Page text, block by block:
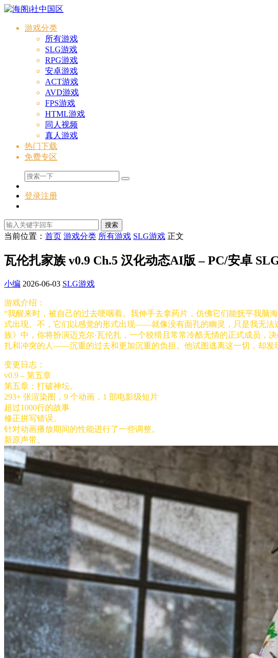
游戏分类
所有游戏
SLG游戏
RPG游戏
安卓游戏
ACT游戏
AVD游戏
FPS游戏
HTML游戏
同人视频
真人游戏
热门下载
免费专区
登录注册
搜索
当前位置： 首页 游戏分类 所有游戏 SLG游戏 正文
瓦伦扎家族 v0.9 Ch.5 汉化动态AI版 – PC/安卓
小编 2026-06-03 SLG游戏
游戏介绍：
“我醒来时，被自己的过去哽咽着。我伸手去拿药片，仿佛它们能抚平我
式出现。不，它们以感觉的形式出现——就像没有面孔的幽灵，只是我无法
族》中，你将扮演迈克尔·瓦伦扎，一个狡猾且常常冷酷无情的正式成员，
扎和冲突的人——沉重的过去和更加沉重的负担。他试图逃离这一切，却发
变更日志：
v0.9 – 第五章
第五章：打破神坛。
293+ 张渲染图，9 个动画，1 部电影级短片
超过1000行的故事
修正拼写错误。
针对动画播放期间的性能进行了一些调整。
新原声带。